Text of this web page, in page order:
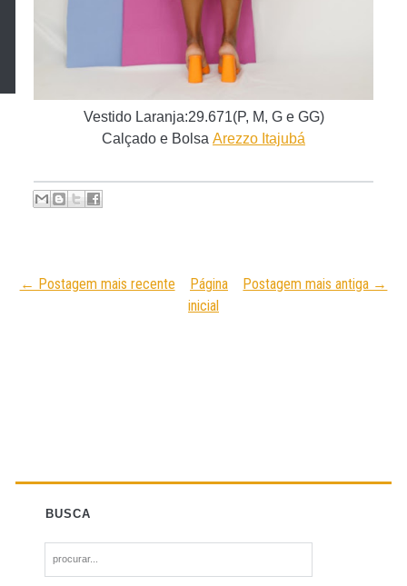
Vestido Laranja:29.671(P, M, G e GG)
Calçado e Bolsa Arezzo Itajubá
← Postagem mais recente Postagem mais antiga →
Página
inicial
BUSCA
e